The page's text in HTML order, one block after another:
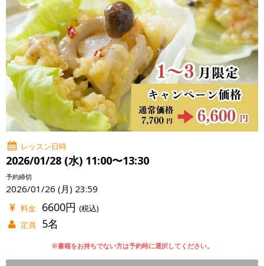
レッスン日時
2026/01/28 (水) 11:00〜13:30
予約締切
2026/01/26 (月) 23:59
料金 6600円 (税込)
定員
5名
※書籍をお持ちでない方は予約時に選択してください。